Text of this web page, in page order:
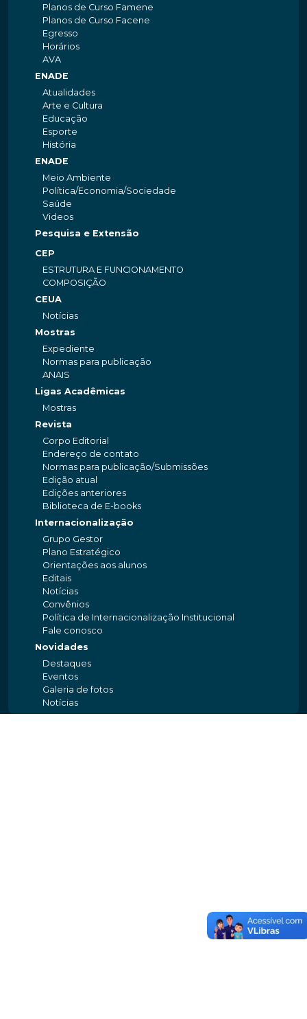
Planos de Curso Famene
Planos de Curso Facene
Egresso
Horários
AVA
ENADE
Atualidades
Arte e Cultura
Educação
Esporte
História
ENADE
Meio Ambiente
Política/Economia/Sociedade
Saúde
Videos
Pesquisa e Extensão
CEP
ESTRUTURA E FUNCIONAMENTO
COMPOSIÇÃO
CEUA
Notícias
Mostras
Expediente
Normas para publicação
ANAIS
Ligas Acadêmicas
Mostras
Revista
Corpo Editorial
Endereço de contato
Normas para publicação/Submissões
Edição atual
Edições anteriores
Biblioteca de E-books
Internacionalização
Grupo Gestor
Plano Estratégico
Orientações aos alunos
Editais
Notícias
Convênios
Política de Internacionalização Institucional
Fale conosco
Novidades
Destaques
Eventos
Galeria de fotos
Notícias